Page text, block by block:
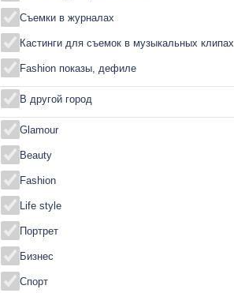
Съемки в журналах
Кастинги для съемок в музыкальных клипах
Fashion показы, дефиле
В другой город
Glamour
Beauty
Fashion
Life style
Портрет
Бизнес
Спорт